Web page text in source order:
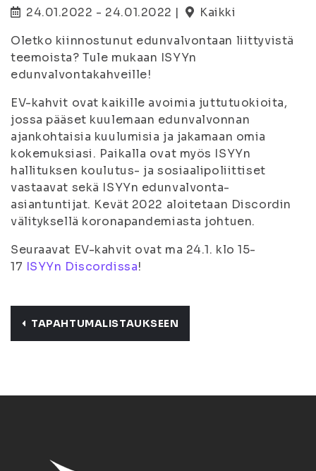
24.01.2022 - 24.01.2022 |
Kaikki
Oletko kiinnostunut edunvalvontaan liittyvistä
teemoista? Tule mukaan ISYYn
edunvalvontakahveille!
EV-kahvit ovat kaikille avoimia juttutuokioita,
jossa pääset kuulemaan edunvalvonnan
ajankohtaisia kuulumisia ja jakamaan omia
kokemuksiasi. Paikalla ovat myös ISYYn
hallituksen koulutus- ja sosiaalipoliittiset
vastaavat sekä ISYYn edunvalvonta-
asiantuntijat. Kevät 2022 aloitetaan Discordin
välityksellä koronapandemiasta johtuen.
Seuraavat EV-kahvit ovat ma 24.1. klo 15-
17 ISYYn Discordissa!
TAPAHTUMALISTAUKSEEN